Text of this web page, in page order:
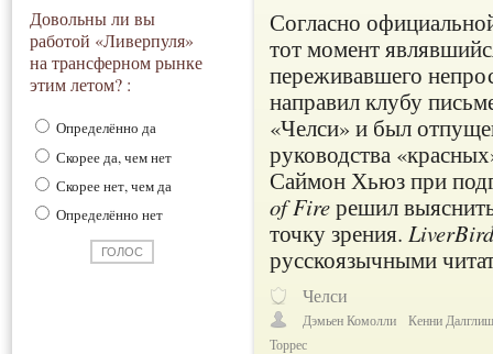
Довольны ли вы
работой «Ливерпуля»
на трансферном рынке
этим летом? :
Определённо да
Скорее да, чем нет
Скорее нет, чем да
Определённо нет
Согласно
тот момент
переживавшего
направил клубу
«Челси» и был
руководства
Саймон Хьюз при
of Fireрешил
точку зрения.
русскоязычными
Челси
Дэмьен Комолли
Кенни
Торрес